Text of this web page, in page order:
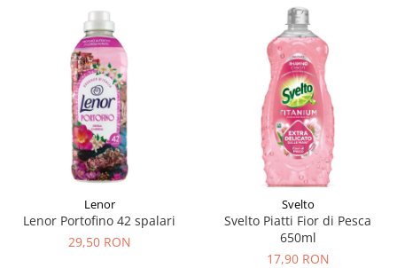
Lenor
Lenor Portofino 42 spalari
29,50 RON
Svelto
Svelto Piatti Fior di Pesca
650ml
17,90 RON